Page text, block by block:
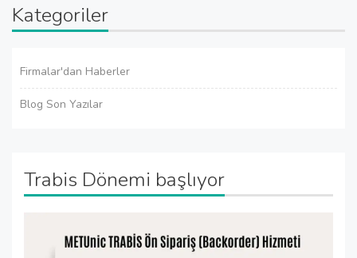
Kategoriler
Firmalar'dan Haberler
Blog Son Yazılar
Trabis Dönemi başlıyor